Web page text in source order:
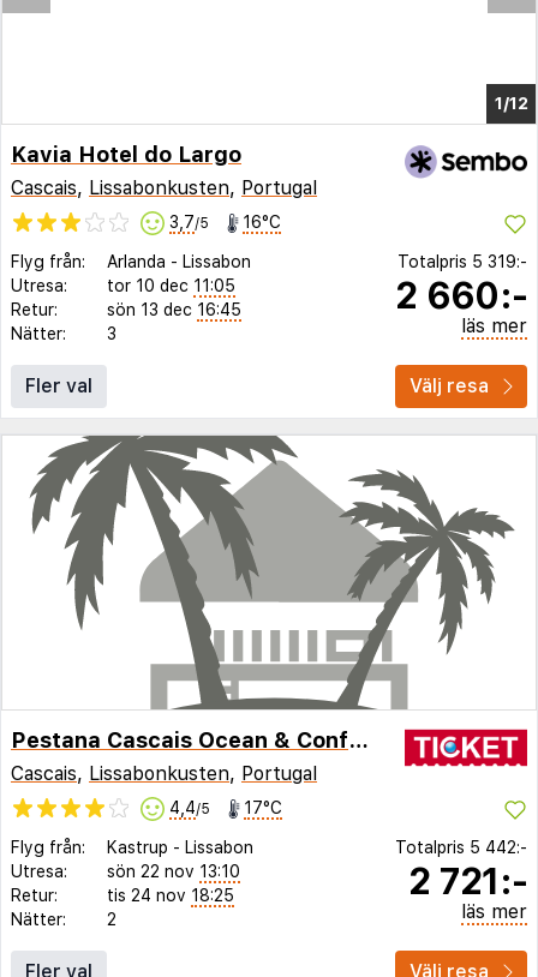
1/5
Kavia Hotel do Largo
Cascais, Lissabonkusten, Portugal
3,7/5 16°C
Flyg från: Arlanda - Lissabon
Utresa:
tor 10 dec 11:05
Retur:
sön 13 dec 16:45
Nätter:
3
Totalpris 5 319:-
2 660:-
läs mer
Fler val Välj resa
Pestana Cascais Ocean & Conference Aparthotel
Cascais, Lissabonkusten, Portugal
4,4/5 17°C
Flyg från: Kastrup - Lissabon
Utresa:
sön 22 nov 13:10
Retur:
tis 24 nov 18:25
Nätter:
2
Totalpris 5 442:-
2 721:-
läs mer
Fler val Välj resa